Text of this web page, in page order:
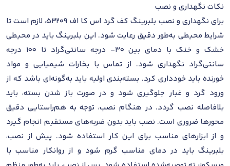
نکات نگهداری و نصب
برای نگهداری و نصب بلبرینگ کف گرد اس کا اف 53209، لازم است تا
شرایط محیطی به‌طور دقیق رعایت شود. این بلبرینگ باید در محیطی
خشک و خنک با دمای بین ۳۰- درجه سانتی‌گراد تا ۱۰۰ درجه
سانتی‌گراد نگهداری شود. از تماس با بخارات شیمیایی و مواد
خورنده باید خودداری کرد. بسته‌بندی اولیه باید به‌گونه‌ای باشد که از
ورود گرد و غبار جلوگیری شود و در صورت باز شدن بسته، باید
بلافاصله نصب گردد. در هنگام نصب، توجه به هم‌راستایی دقیق
محورها ضروری است. نصب باید بدون ضربه‌های مستقیم انجام گیرد
و از ابزارهای مناسب برای این کار استفاده شود. پیش از نصب،
بلبرینگ باید در دمای مناسب گرم شود و از روانکار مناسب با